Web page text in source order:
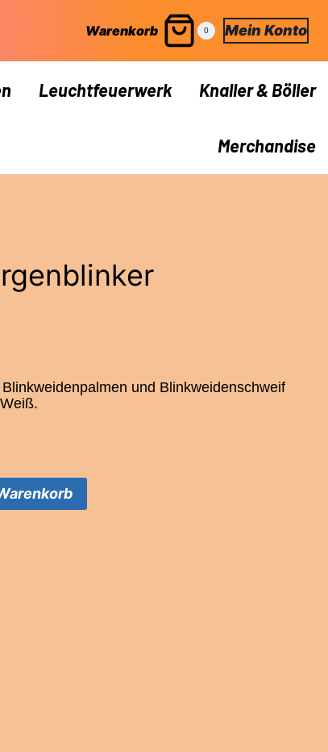
Warenkorb 0 Mein Konto
Leuchtfeuerwerk Knaller & Böller
Merchandise
und Blinkweidenschweif
Menge